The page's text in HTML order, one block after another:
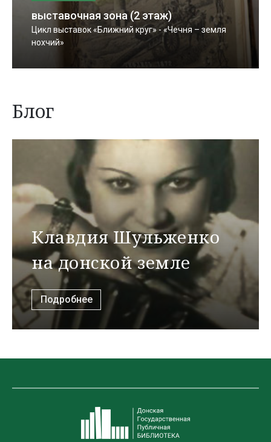
выставочная зона (2 этаж)
Цикл выставок «Ближний круг» - «Чечня – земля
нохчий»
Блог
Клавдия Шульженко
на донской земле
Подробнее